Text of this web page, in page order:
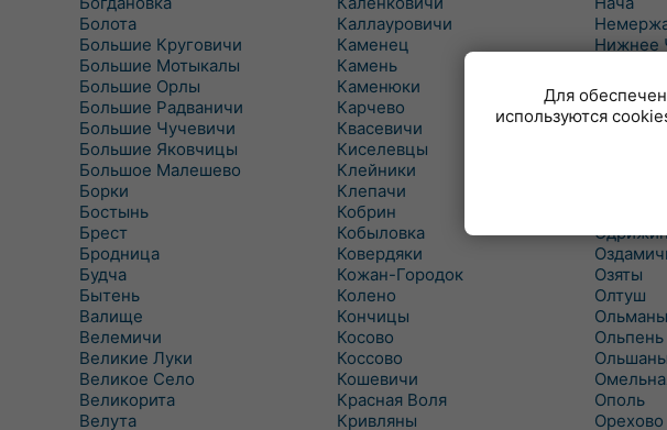
Болота
Большие Круговичи
Большие Мотыкалы
Большие Орлы
Большие Радваничи
Большие Чучевичи
Большие Яковчицы
Большое Малешево
Борки
Бостынь
Брест
Бродница
Будча
Бытень
Валище
Велемичи
Великие Луки
Великое Село
Великорита
Велута
Каллауровичи
Каменец
Камень
Каменюки
Карчево
Квасевичи
Киселевцы
Клейники
Клепачи
Кобрин
Кобыловка
Ковердяки
Кожан-Городок
Колено
Кончицы
Косово
Коссово
Кошевичи
Красная Воля
Кривляны
Нижнее
Новые
Новые
Озяты
Олтуш
Ольманы
Ольпень
Ольшаны
Ополь
Орехово
Для
используются